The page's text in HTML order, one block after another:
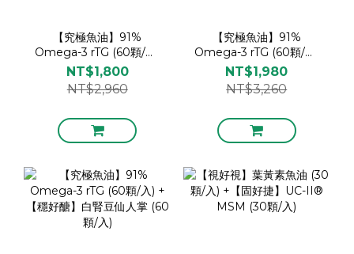
【究極魚油】91%
Omega-3 rTG (60顆/入)
+【視好視】葉黃素魚油
(30顆/入)
NT$1,800
NT$2,960
【究極魚油】91%
Omega-3 rTG (60顆/入)
+【固好捷】UC-II®
MSM (30顆/入)
NT$1,980
NT$3,260